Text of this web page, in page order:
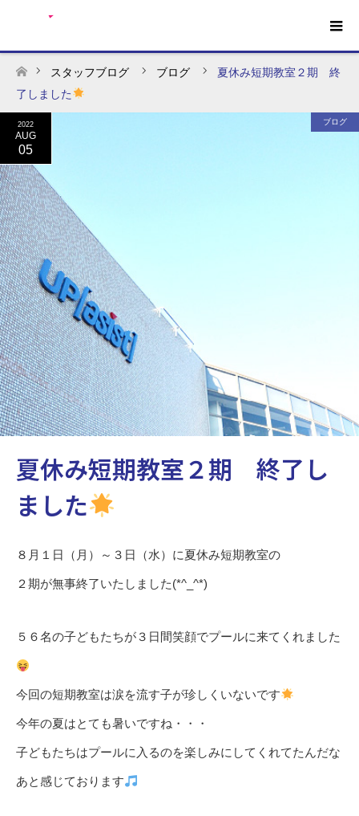
ホーム
スタッフブログ ブログ
夏休み短期教室２期 終
了しました
2022
AUG
05
ブログ
夏休み短期教室２期 終了し
ました
８月１日（月）～３日（水）に夏休み短期教室の
２期が無事終了いたしました(*^_^*)
５６名の子どもたちが３日間笑顔でプールに来てくれました
今回の短期教室は涙を流す子が珍しくいないです
今年の夏はとても暑いですね・・・
子どもたちはプールに入るのを楽しみにしてくれてたんだな
あと感じております